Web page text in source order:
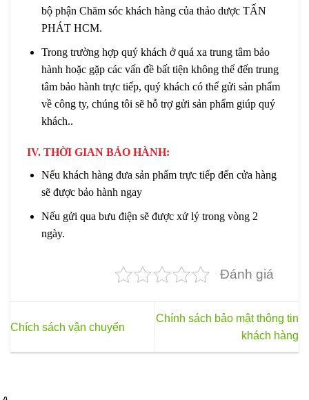
bộ phận Chăm sóc khách hàng của thảo dược TẤN
PHÁT HCM.
Trong trường hợp quý khách ở quá xa trung tâm bảo
hành hoặc gặp các vấn đề bất tiện không thể đến trung
tâm bảo hành trực tiếp, quý khách có thể gửi sản phẩm
về công ty, chúng tôi sẽ hỗ trợ gửi sản phẩm giúp quý
khách..
IV. THỜI GIAN BẢO HÀNH:
Nếu khách hàng đưa sản phẩm trực tiếp đến cửa hàng
sẽ được bảo hành ngay
Nếu gửi qua bưu điện sẽ được xử lý trong vòng 2
ngày.
Đánh giá
Chích sách vận chuyển
Chính sách bảo mật thông tin
khách hàng